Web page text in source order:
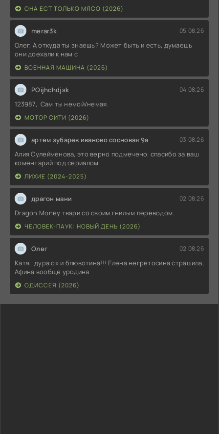
ОНА ЕСТ ТОЛЬКО МЯСО (2026)
merar3k 05.08.26
Олег, А откуда ты знаешь? Может быть и есть, думаешь
они доехали к нам с
ВОЕННАЯ МАШИНА (2026)
POijhchdjsk 04.08.26
123987, Сам ты немой/немая.
МОТОР СИТИ (2026)
артем зубарев иваново сосновая 9а 03.08.26
Алия Сулейменова, это верно подмечено. спасибо за ваш
коментарий под сериалом
ЛИХИЕ (2024-2025)
драгон мани 02.08.26
Dragon Money твари со своим гнилым переводом.
ЧЕЛОВЕК-ПАУК: НОВЫЙ ДЕНЬ (2026)
Олег 02.08.26
Катя, дура ох и блювотина!!! Елена негретосина страшила,
Афина вообще уродина
ОДИССЕЯ (2026)